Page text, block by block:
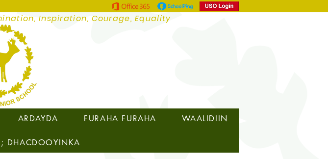
Inspiration, Courage, Equality
ARDAYDA FURAHA FURAHA WAALIDIIN
DHACDOOYINKA